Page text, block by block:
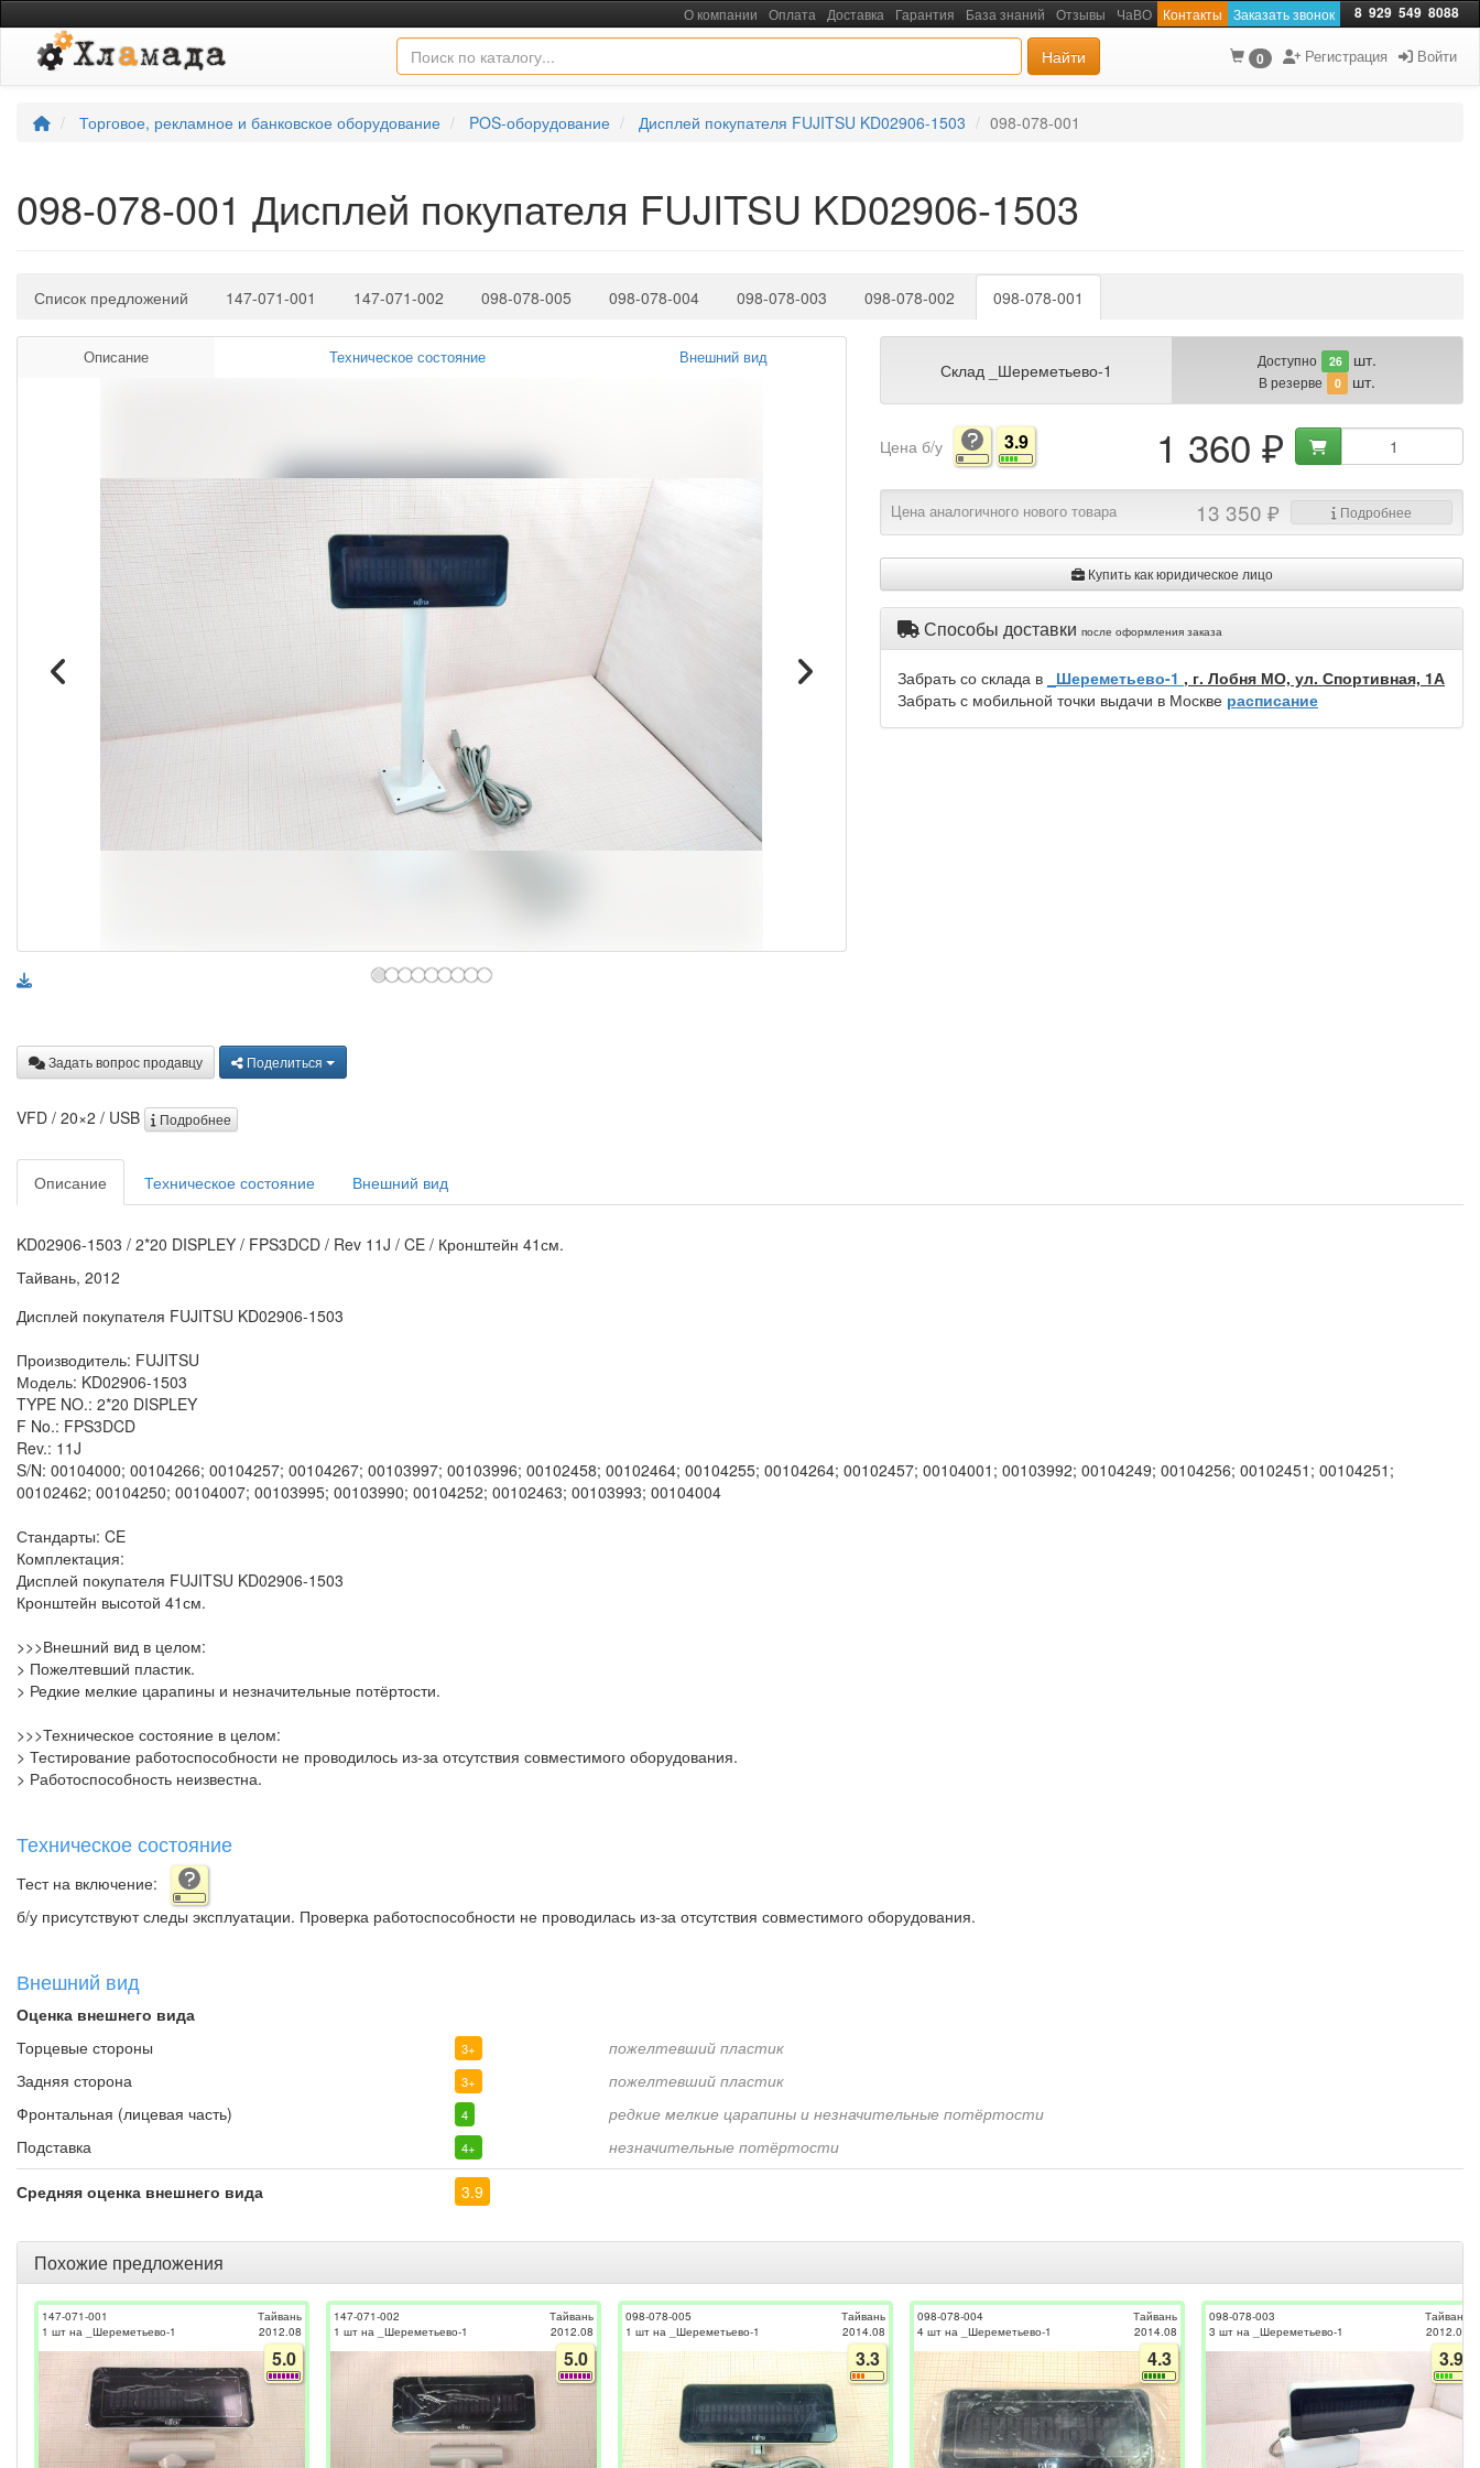
О компании Оплата Доставка Гарантия База знаний Отзывы ЧаВО Контакты Заказать звонок 8 929 549 8088
Найти 0 Регистрация Войти
Торговое, рекламное и банковское оборудование POS-оборудование Дисплей покупателя FUJITSU KD02906-1503 098-078-001
098-078-001 Дисплей покупателя FUJITSU KD02906-1503
Список предложений 147-071-001 147-071-002 098-078-005 098-078-004 098-078-003 098-078-002 098-078-001
Описание Техническое состояние Внешний вид
Склад _Шереметьево-1 Доступно 26 шт.
В резерве 0 шт.
Цена б/у 3.9 1 360 ₽
Цена аналогичного нового товара 13 350 ₽ Подробнее
Купить как юридическое лицо
Способы доставки после оформления заказа
Забрать со склада в _Шереметьево-1 , г. Лобня МО, ул. Спортивная, 1А
Забрать с мобильной точки выдачи в Москве расписание
Задать вопрос продавцу Поделиться
VFD / 20×2 / USB Подробнее
Описание Техническое состояние Внешний вид
KD02906-1503 / 2*20 DISPLEY / FPS3DCD / Rev 11J / CE / Кронштейн 41см.
Тайвань, 2012
Дисплей покупателя FUJITSU KD02906-1503
Производитель: FUJITSU
Модель: KD02906-1503
TYPE NO.: 2*20 DISPLEY
F No.: FPS3DCD
Rev.: 11J
S/N: 00104000; 00104266; 00104257; 00104267; 00103997; 00103996; 00102458; 00102464; 00104255; 00104264; 00102457; 00104001; 00103992; 00104249; 00104256; 00102451; 00104251;
00102462; 00104250; 00104007; 00103995; 00103990; 00104252; 00102463; 00103993; 00104004
Стандарты: CE
Комплектация:
Дисплей покупателя FUJITSU KD02906-1503
Кронштейн высотой 41см.
>>>Внешний вид в целом:
> Пожелтевший пластик.
> Редкие мелкие царапины и незначительные потёртости.
>>>Техническое состояние в целом:
> Тестирование работоспособности не проводилось из-за отсутствия совместимого оборудования.
> Работоспособность неизвестна.
Техническое состояние
Тест на включение:
б/у присутствуют следы эксплуатации. Проверка работоспособности не проводилась из-за отсутствия совместимого оборудования.
Внешний вид
Оценка внешнего вида
Торцевые стороны
3+
пожелтевший пластик
Задняя сторона
3+
пожелтевший пластик
Фронтальная (лицевая часть)
4
редкие мелкие царапины и незначительные потёртости
Подставка
4+ незначительные потёртости
Средняя оценка внешнего вида 3.9
Похожие предложения
147-071-001
1 шт на _Шереметьево-1
Тайвань
2012.08
5.0
147-071-002
1 шт на _Шереметьево-1
Тайвань
2012.08
5.0
098-078-005
1 шт на _Шереметьево-1
Тайвань
2014.08
3.3
098-078-004
4 шт на _Шереметьево-1
Тайвань
2014.08
4.3
098-078-003
3 шт на _Шереметьево-1
Тайвань
2012.07
3.9